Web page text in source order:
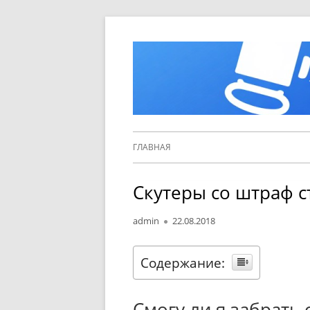
Основное
ГЛАВНАЯ
Скутеры со штраф
Автор
admin Опубликовано
22.08.2018
Содержание: